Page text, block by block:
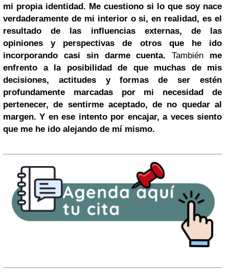
mi propia identidad. Me cuestiono si lo que soy nace
verdaderamente de mi interior o si, en realidad, es el
resultado de las influencias externas, de las
opiniones y perspectivas de otros que he ido
incorporando casi sin darme cuenta. También me
enfrento a la posibilidad de que muchas de mis
decisiones, actitudes y formas de ser estén
profundamente marcadas por mi necesidad de
pertenecer, de sentirme aceptado, de no quedar al
margen. Y en ese intento por encajar, a veces siento
que me he ido alejando de mí mismo.